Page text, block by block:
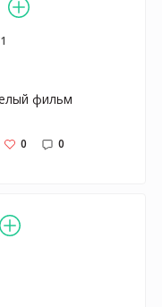
фильм
0 0